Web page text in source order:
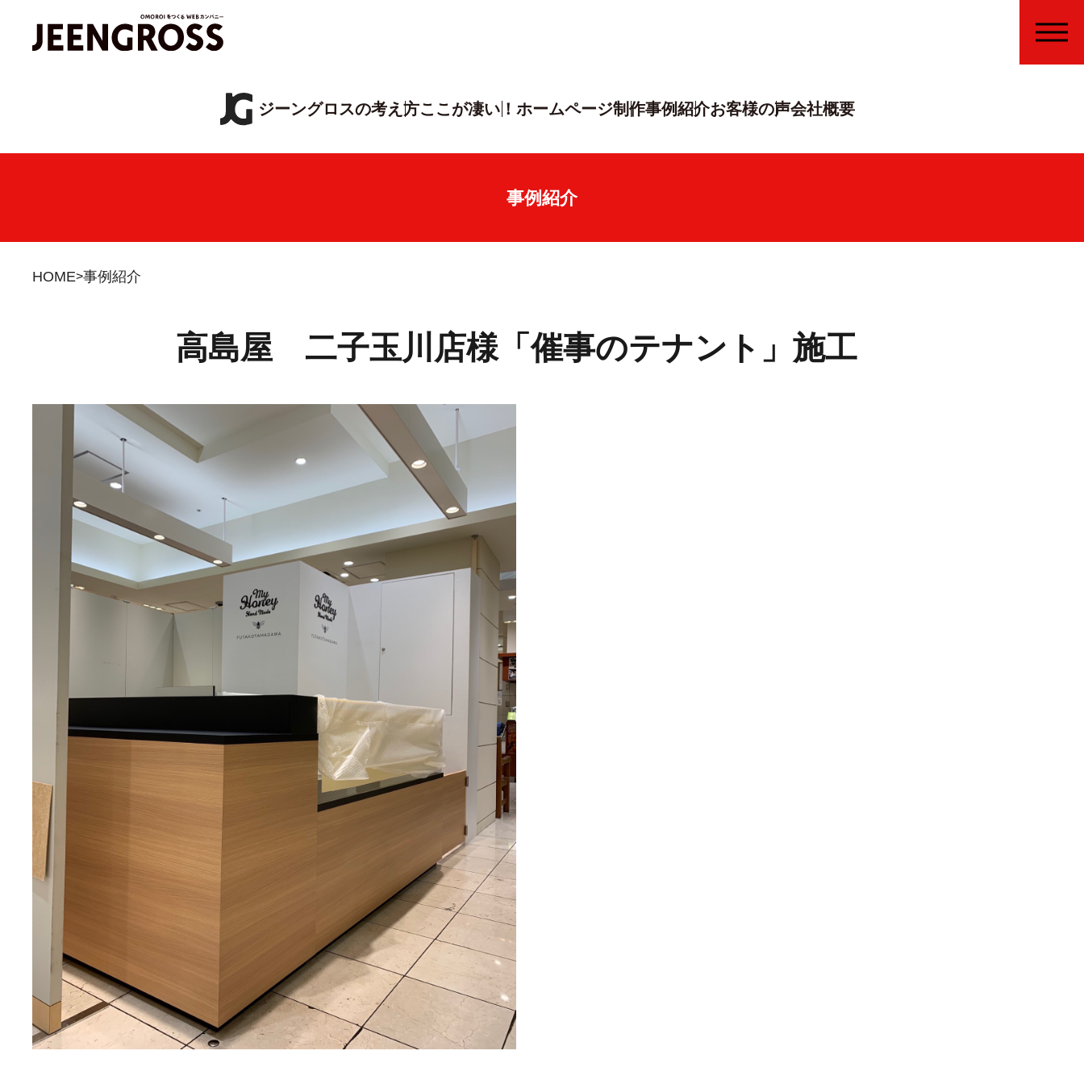
ジーングロスの考え方ここが凄い！ ホームページ制作事例紹介お客様の声会社概要
事例紹介
HOME 事例紹介
高島屋 二子玉川店様「催事のテナント」施工
MENU